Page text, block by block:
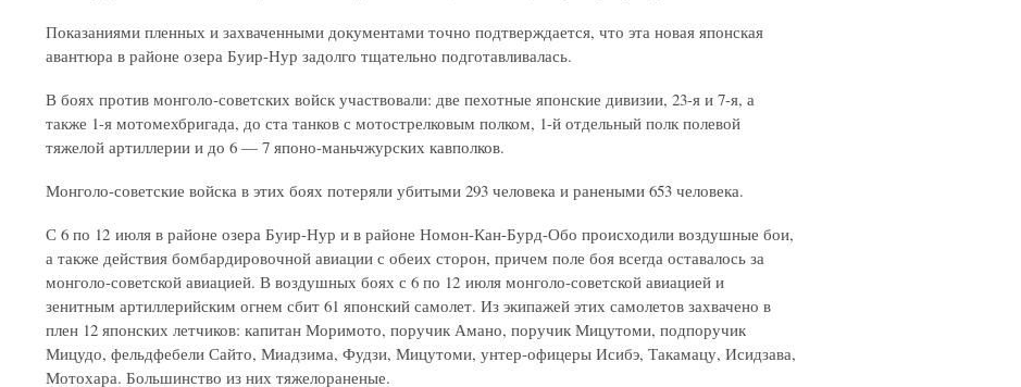
Показаниями пленных и захваченными документами точно подтверждается, что эта новая японская
авантюра в районе озера Буир-Нур задолго тщательно подготавливалась.
В боях против монголо-советских войск участвовали: две пехотные японские дивизии, 23-я и 7-я, а
также 1-я мотомехбригада, до ста танков с мотострелковым полком, 1-й отдельный полк полевой
тяжелой артиллерии и до 6 — 7 японо-маньчжурских кавполков.
Монголо-советские войска в этих боях потеряли убитыми 293 человека и ранеными 653 человека.
С 6 по 12 июля в районе озера Буир-Нур и в районе Номон-Кан-Бурд-Обо происходили воздушные бои,
а также действия бомбардировочной авиации с обеих сторон, причем поле боя всегда оставалось за
монголо-советской авиацией. В воздушных боях с 6 по 12 июля монголо-советской авиацией и
зенитным артиллерийским огнем сбит 61 японский самолет. Из экипажей этих самолетов захвачено в
плен 12 японских летчиков: капитан Моримото, поручик Амано, поручик Мицутоми, подпоручик
Мицудо, фельдфебели Сайто, Миадзима, Фудзи, Мицутоми, унтер-офицеры Исибэ, Такамацу, Исидзава,
Мотохара. Большинство из них тяжелораненые.